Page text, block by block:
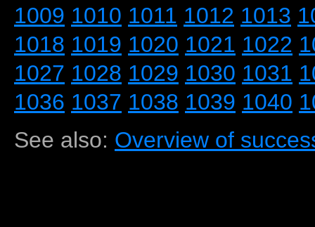
1009 1010 1011 1012 1013
1018 1019 1020 1021 1022
1027 1028 1029 1030 1031
1036 1037 1038 1039 1040
See also: Overview of